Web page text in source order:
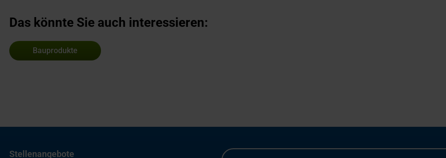
Das könnte Sie auch interessieren:
Bauprodukte
Stellenangebote